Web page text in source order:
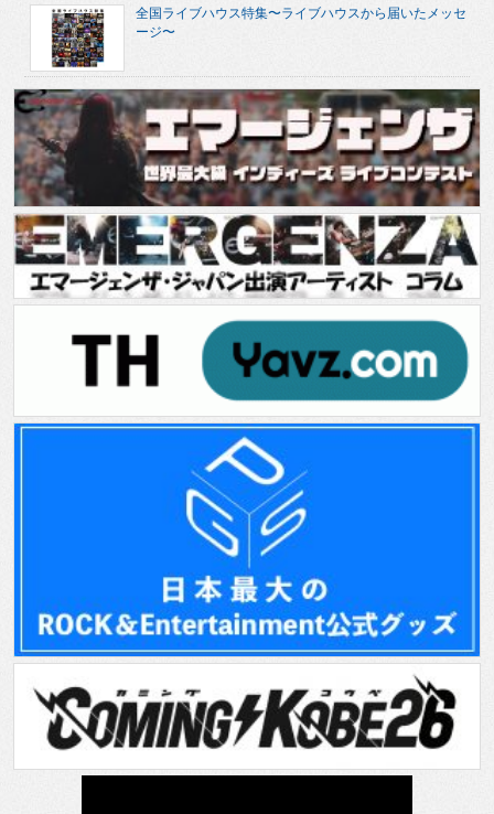
全国ライブハウス特集〜ライブハウスから届いたメッセ
ージ〜